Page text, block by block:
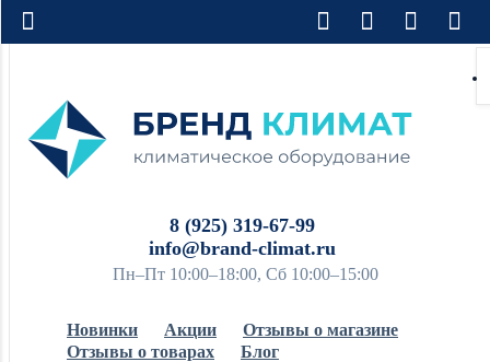
8 (925) 319-67-99
info@brand-climat.ru
Пн–Пт 10:00–18:00, Сб 10:00–15:00
Новинки Акции
Отзывы о магазине
Отзывы о товарах
Блог